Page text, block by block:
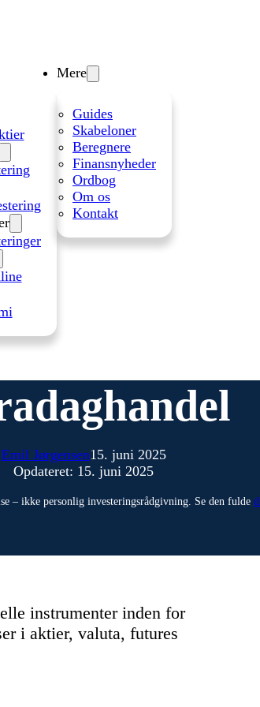
Mere
Guides
Skabeloner
Beregnere
Finansnyheder
Ordbog
Om os
Kontakt
Emil Jørgensen15. juni 2025
Opdateret: 15. juni 2025
– ikke personlig investeringsrådgivning. Se den fulde
instrumenter inden for
i aktier, valuta, futures